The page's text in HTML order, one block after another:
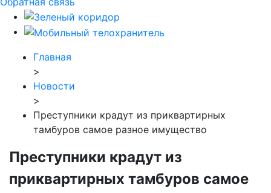
Главная
>
Новости
>
Преступники крадут из приквартирных
тамбуров самое разное имущество
Преступники крадут из
приквартирных тамбуров самое